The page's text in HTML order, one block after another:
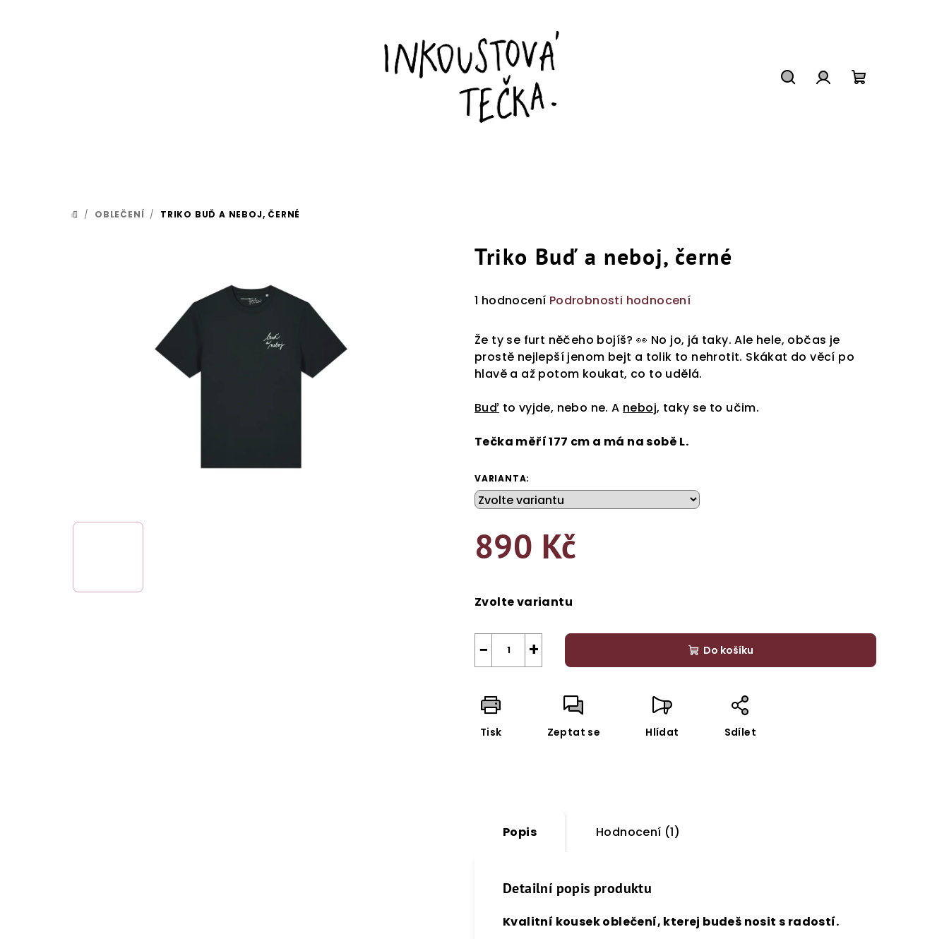
DOMŮ
/ OBLEČENÍ / TRIKO BUĎ A NEBOJ, ČERNÉ
Triko Buď a neboj, černé
Průměrné
produktu
je
5,0
5
hvězdiček.
1 hodnocení Podrobnosti hodnocení
Že ty se furt něčeho bojíš? 👀 No jo, já taky. Ale hele, občas je
prostě nejlepší jenom bejt a tolik to nehrotit. Skákat do věcí po
hlavě a až potom koukat, co to udělá.
Buď to vyjde, nebo ne. A neboj, taky se to učim.
Tečka měří 177 cm a má na sobě L.
VARIANTA:
890 Kč
cena:
Zvolte variantu
+
− Do košíku
Tisk Zeptat se Hlídat Sdílet
Popis Hodnocení (1)
Detailní popis produktu
Kvalitní kousek oblečení, kterej budeš nosit s radostí.